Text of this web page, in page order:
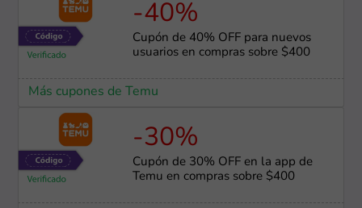
-40%
Cupón de 40% OFF para nuevos
usuarios en compras sobre $400
Más cupones de Temu
-30%
Cupón de 30% OFF en la app de
Temu en compras sobre $400